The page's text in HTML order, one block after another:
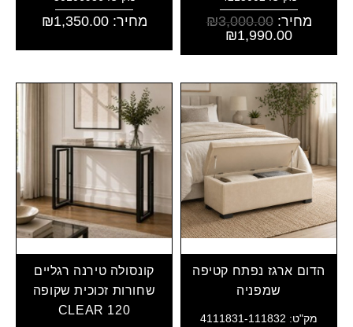
מחיר: ₪3,000.00
₪1,990.00
מחיר: ₪1,350.00
הדום ארגז נפתח קטיפה
שמפניה
מק"ט: 4111831-111832
קונסולה טירנה רגליים
שחורות זכוכית שקופה
CLEAR 120